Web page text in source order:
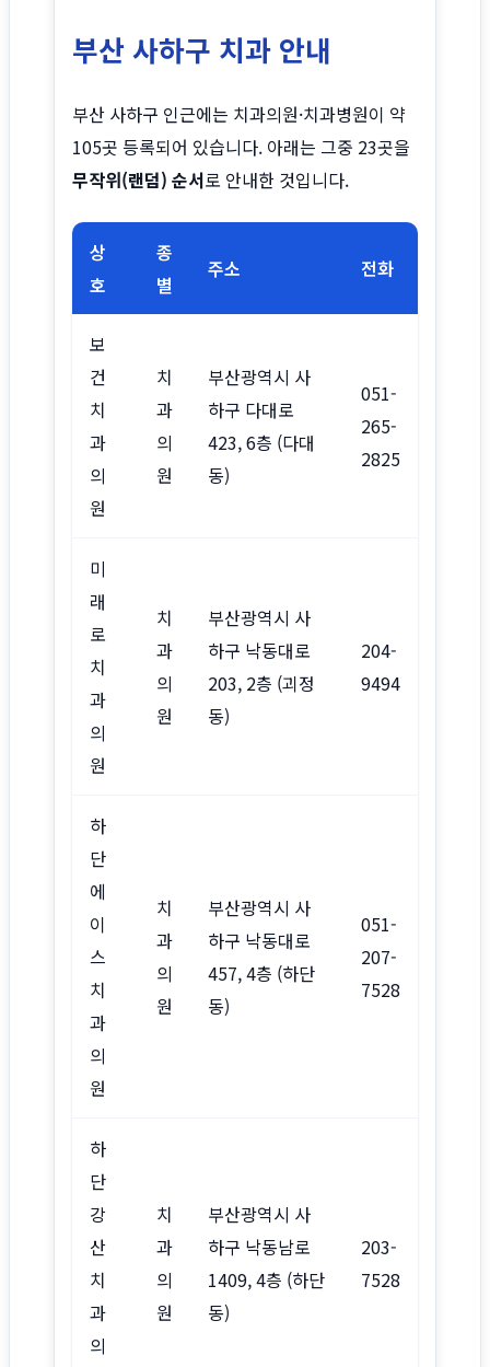
부산 사하구 치과 안내
부산 사하구 인근에는 치과의원·치과병원이 약
105곳 등록되어 있습니다. 아래는 그중 23곳을
무작위(랜덤) 순서로 안내한 것입니다.
상
호
종
별
주소 전화
보
건
치
과
의
원
치
과
의
원
부산광역시 사
하구 다대로
423, 6층 (다대
동)
051-
265-
2825
미
래
로
치
과
의
원
치
과
의
원
부산광역시 사
하구 낙동대로
203, 2층 (괴정
동)
204-
9494
하
단
에
이
스
치
과
의
원
치
과
의
원
부산광역시 사
하구 낙동대로
457, 4층 (하단
동)
051-
207-
7528
하
단
강
산
치
과
의
치
과
의
원
부산광역시 사
하구 낙동남로
1409, 4층 (하단
동)
203-
7528